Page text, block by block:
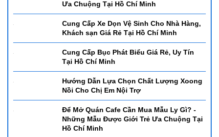
Khách Sạn Được Ưa Chuộng Tại Hồ Chí
Minh
Minh
Để Có Một Quấy Bar Chuyên Nghiệp và
Sang Trọng Cần Những Gì? - Dụng Cụ
Setup Quầy Bar Từ A-Z Tại Hồ Chí Minh